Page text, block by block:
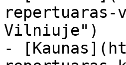
Vilniuje")
-